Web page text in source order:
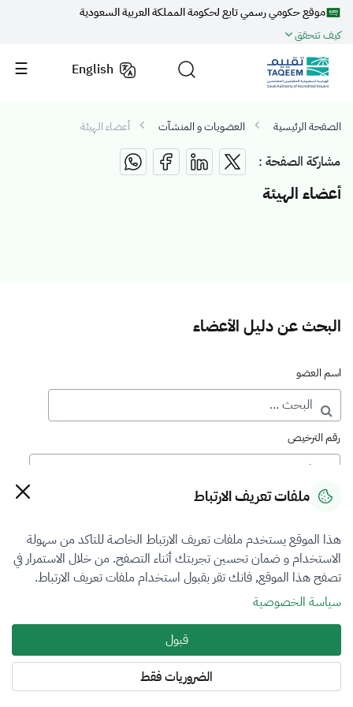
موقع حكومي رسمي تابع لحكومة المملكة العربية السعودية
كيف تتحقق
English
الصفحة الرئيسية العضويات و المنشآت أعضاء الهيئة
مشاركة الصفحة :
أعضاء الهيئة
البحث عن دليل الأعضاء
اسم العضو
رقم الترخيص
رقم العضوية
فرع التقييم
اختر
نوع العضوية
طالب منتسب
المنطقة
ملفات تعريف الارتباط
هذا الموقع يستخدم ملفات تعريف الارتباط الخاصة للتاكد من سهولة
الاستخدام و ضمان تحسين تجربتك أثناء التصفح. من خلال الاستمرار في
تصفح هذا الموقع, فانك تقر بقبول استخدام ملفات تعريف الارتباط.
سياسة الخصوصية
قبول
الضروريات فقط